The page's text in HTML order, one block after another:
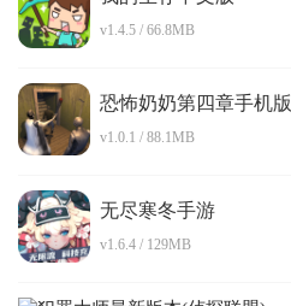
v1.4.5 / 66.8MB
恐怖奶奶第四章手机版
v1.0.1 / 88.1MB
无尽寒冬手游
v1.6.4 / 129MB